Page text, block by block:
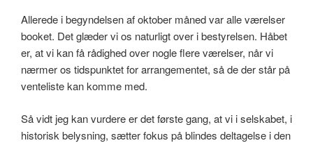
Allerede i begyndelsen af oktober måned var alle værelser
booket. Det glæder vi os naturligt over i bestyrelsen. Håbet
er, at vi kan få rådighed over nogle flere værelser, når vi
nærmer os tidspunktet for arrangementet, så de der står på
venteliste kan komme med.
Så vidt jeg kan vurdere er det første gang, at vi i selskabet, i
historisk belysning, sætter fokus på blindes deltagelse i den